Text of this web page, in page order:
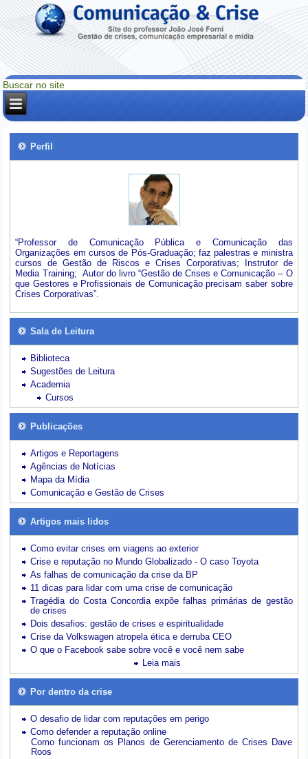
Perfil
“Professor de Comunicação Pública e Comunicação das
Organizações em cursos de Pós-Graduação; faz palestras e ministra
cursos de Gestão de Riscos e Crises Corporativas; Instrutor de
Media Training; Autor do livro “Gestão de Crises e Comunicação – O
que Gestores e Profissionais de Comunicação precisam saber sobre
Crises Corporativas”.
Sala de Leitura
Biblioteca
Sugestões de Leitura
Academia
Cursos
Publicações
Artigos e Reportagens
Agências de Notícias
Mapa da Mídia
Comunicação e Gestão de Crises
Artigos mais lidos
Como evitar crises em viagens ao exterior
Crise e reputação no Mundo Globalizado - O caso Toyota
As falhas de comunicação da crise da BP
11 dicas para lidar com uma crise de comunicação
Tragédia do Costa Concordia expõe falhas primárias de gestão
de crises
Dois desafios: gestão de crises e espiritualidade
Crise da Volkswagen atropela ética e derruba CEO
O que o Facebook sabe sobre você e você nem sabe
Leia mais
Por dentro da crise
O desafio de lidar com reputações em perigo
Como defender a reputação online
Como funcionam os Planos de Gerenciamento de Crises Dave
Roos